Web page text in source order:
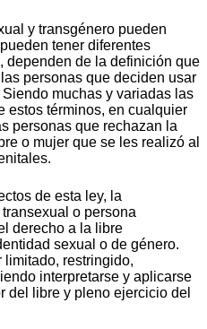
y transgénero pueden
tener diferentes
dependen de la definición que
personas que deciden usar
muchas y variadas las
estos términos, en cualquier
personas que rechazan la
o mujer que se les realizó al
de esta ley, la
o persona
derecho a la libre
sexual o de género.
limitado, restringido,
interpretarse y aplicarse
del libre y pleno ejercicio del